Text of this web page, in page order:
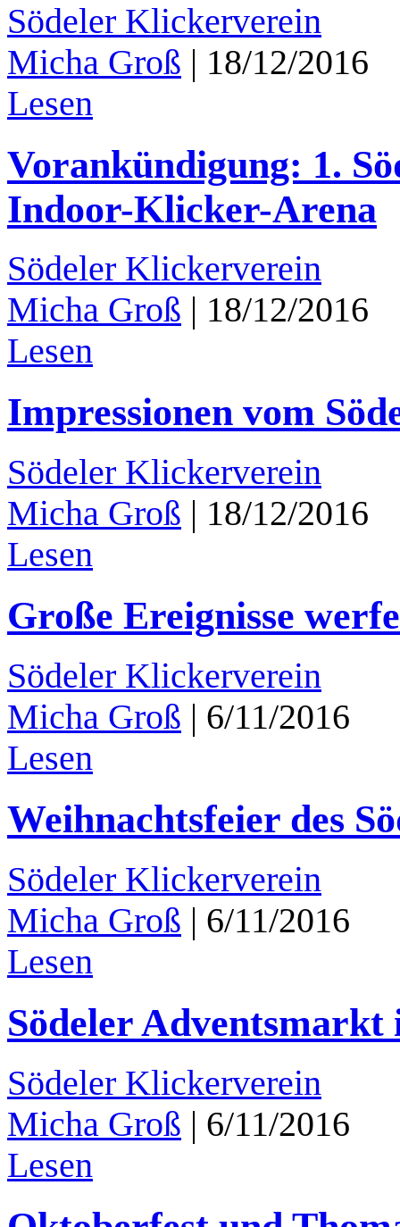
Södeler Klickerverein
Micha Groß | 18/12/2016
Lesen
Vorankündigung: 1.
Indoor-Klicker-Arena
Södeler Klickerverein
Micha Groß
18/12/2016
Lesen
Impressionen vom
Södeler Klickerverein
Micha Groß | 18/12/2016
Lesen
Große Ereignisse
Södeler Klickerverein
Micha Groß | 6/11/2016
Lesen
Weihnachtsfeier des
Södeler Klickerverein
Micha Groß | 6/11/2016
Lesen
Södeler Adventsmarkt
Södeler Klickerverein
Micha Groß | 6/11/2016
Lesen